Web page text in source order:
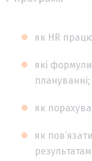
як HR
які
плануванні;
як
як